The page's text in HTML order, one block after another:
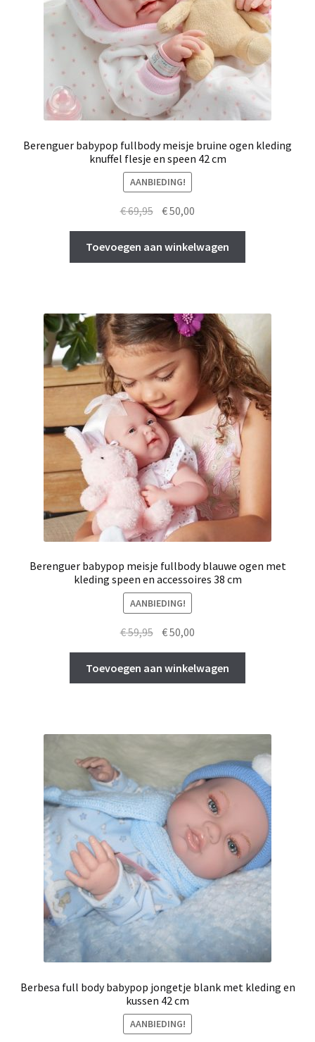
babypoppen geschikt voor ouderen met Dementie
Poppenkleding – Poppen Accessoires
Over ons
Mijn account
Berenguer babypop fullbody meisje bruine ogen kleding
knuffel flesje en speen 42 cm
AANBIEDING!
€69,95 Oorspronkelijke
prijs
was:
€ 69,95.
€50,00
prijs
is:
€ 50,00.
Toevoegen aan winkelwagen
Berenguer babypop meisje fullbody blauwe ogen met
kleding speen en accessoires 38 cm
AANBIEDING!
€59,95 Oorspronkelijke
was:
€ 59,95.
€50,00
is:
€ 50,00.
Toevoegen aan winkelwagen
Berbesa full body babypop jongetje blank met kleding en
kussen 42 cm
AANBIEDING!